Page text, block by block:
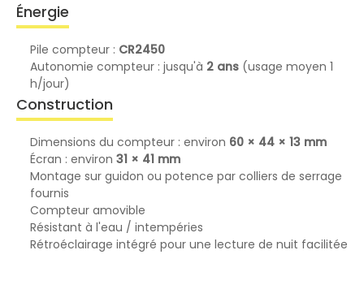
Énergie
Pile compteur : CR2450
Autonomie compteur : jusqu'à 2 ans (usage moyen 1
h/jour)
Construction
Dimensions du compteur : environ 60 × 44 × 13 mm
Écran : environ 31 × 41 mm
Montage sur guidon ou potence par colliers de serrage
fournis
Compteur amovible
Résistant à l'eau / intempéries
Rétroéclairage intégré pour une lecture de nuit facilitée